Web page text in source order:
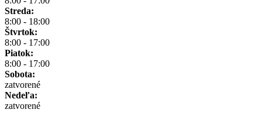
Streda:
8:00 - 18:00
Štvrtok:
8:00 - 17:00
Piatok:
8:00 - 17:00
Sobota:
zatvorené
Nedeľa:
zatvorené